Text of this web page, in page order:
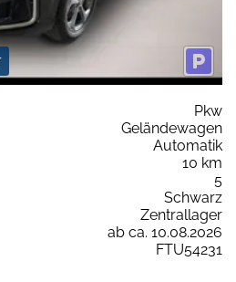
Pkw
Geländewagen
Automatik
10 km
5
Schwarz
Zentrallager
ab ca. 10.08.2026
FTU54231